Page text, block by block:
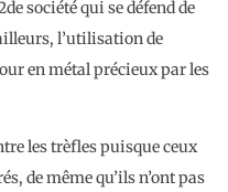
société qui se défend de
l’utilisation de
en métal précieux par les
les trèfles puisque ceux
de même qu’ils n’ont pas